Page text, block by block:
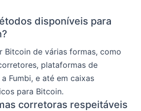
disponíveis para
Bitcoin de várias formas, como
plataformas de
Fumbi, e até em caixas
para Bitcoin.
corretoras respeitáveis